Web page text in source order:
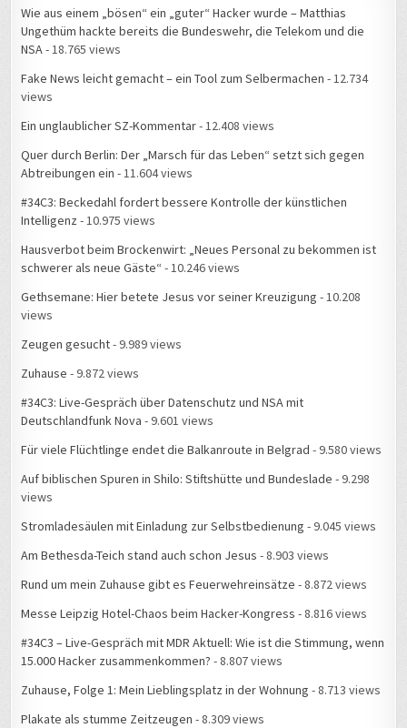
Wie aus einem „bösen“ ein „guter“ Hacker wurde – Matthias
Ungethüm hackte bereits die Bundeswehr, die Telekom und die
NSA- 18.765 views
Fake News leicht gemacht – ein Tool zum Selbermachen - 12.734
views
Ein unglaublicher SZ-Kommentar- 12.408 views
Quer durch Berlin: Der „Marsch für das Leben“ setzt sich gegen
Abtreibungen ein - 11.604 views
#34C3: Beckedahl fordert bessere Kontrolle der künstlichen
Intelligenz - 10.975 views
Hausverbot beim Brockenwirt: „Neues Personal zu bekommen ist
schwerer als neue Gäste“ - 10.246 views
Gethsemane: Hier betete Jesus vor seiner Kreuzigung - 10.208
views
Zeugen gesucht- 9.989 views
Zuhause - 9.872 views
#34C3: Live-Gespräch über Datenschutz und NSA mit
Deutschlandfunk Nova - 9.601 views
Für viele Flüchtlinge endet die Balkanroute in Belgrad - 9.580 views
Auf biblischen Spuren in Shilo: Stiftshütte und Bundeslade - 9.298
views
Stromladesäulen mit Einladung zur Selbstbedienung - 9.045 views
Am Bethesda-Teich stand auch schon Jesus - 8.903 views
Rund um mein Zuhause gibt es Feuerwehreinsätze - 8.872 views
Messe Leipzig Hotel-Chaos beim Hacker-Kongress - 8.816 views
#34C3 – Live-Gespräch mit MDR Aktuell: Wie ist die Stimmung, wenn
15.000 Hacker zusammenkommen? - 8.807 views
Zuhause, Folge 1: Mein Lieblingsplatz in der Wohnung - 8.713 views
Plakate als stumme Zeitzeugen - 8.309 views